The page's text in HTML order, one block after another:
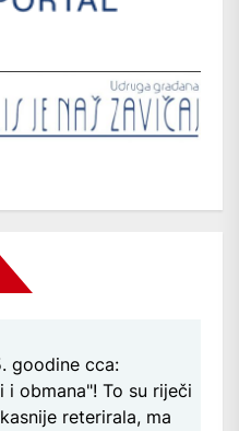
goodine cca:
i obmana"! To su riječi
reterirala, ma